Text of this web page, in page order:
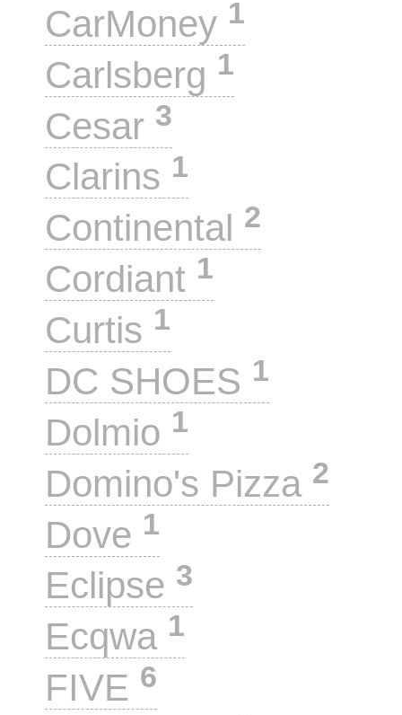
CarMoney 1
Carlsberg 1
Cesar 3
Clarins 1
Continental 2
Cordiant 1
Curtis 1
DC SHOES 1
Dolmio 1
Domino's Pizza 2
Dove 1
Eclipse 3
Ecqwa 1
FIVE 6